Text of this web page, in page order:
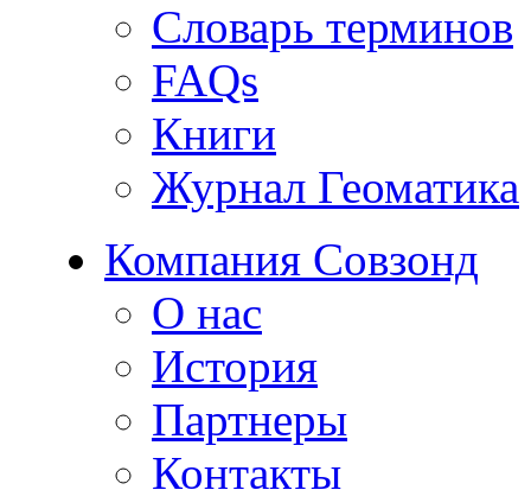
Словарь терминов
FAQs
Книги
Журнал Геоматика
Компания Совзонд
О нас
История
Партнеры
Контакты